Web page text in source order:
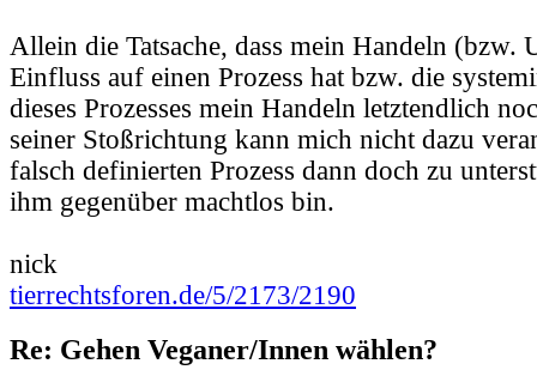
Allein die Tatsache, dass mein Handeln (bzw.
Einfluss auf einen Prozess hat bzw. die
dieses Prozesses mein Handeln letztendlich
seiner Stoßrichtung kann mich nicht dazu
falsch definierten Prozess dann doch zu
ihm gegenüber machtlos bin.
nick
tierrechtsforen.de/5/2173/2190
Re: Gehen Veganer/Innen wählen?